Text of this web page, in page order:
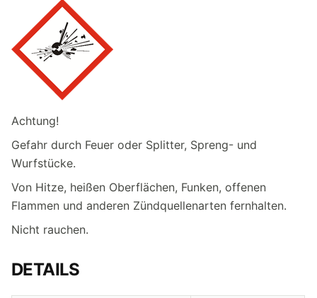
Achtung!
Gefahr durch Feuer oder Splitter, Spreng- und
Wurfstücke.
Von Hitze, heißen Oberflächen, Funken, offenen
Flammen und anderen Zündquellenarten fernhalten.
Nicht rauchen.
DETAILS